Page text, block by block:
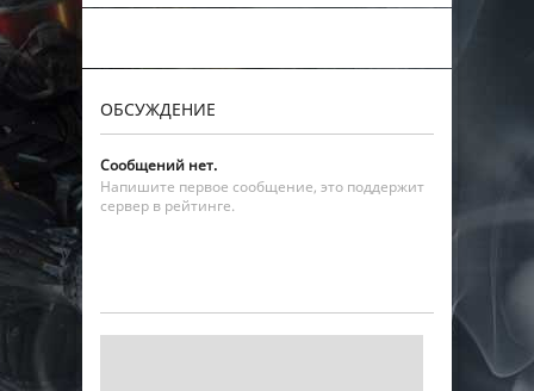
ОБСУЖДЕНИЕ
Сообщений нет.
Напишите первое сообщение, это поддержит
сервер в рейтинге.